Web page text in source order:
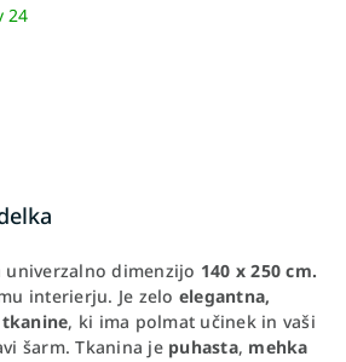
24
univerzalno dimenzijo 140 x 250 cm.
interierju. Je zelo elegantna,
, ki ima polmat učinek in vaši
šarm. Tkanina je puhasta, mehka